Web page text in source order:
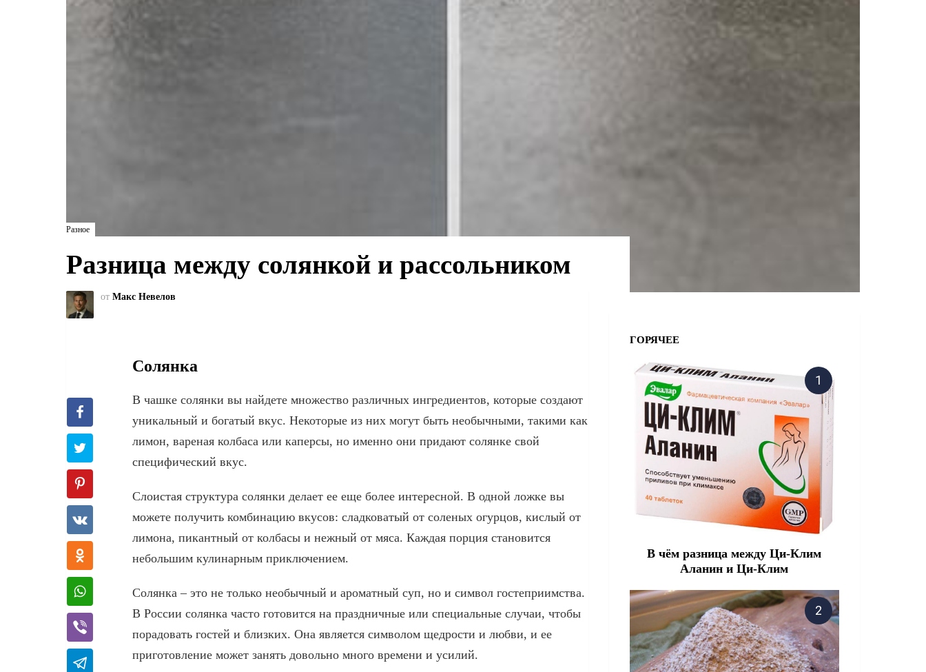
Разное
Разница между солянкой и рассольником
от Макс Невелов
Солянка
В чашке солянки вы найдете множество различных ингредиентов, которые создают
уникальный и богатый вкус. Некоторые из них могут быть необычными, такими как
лимон, вареная колбаса или каперсы, но именно они придают солянке свой
специфический вкус.
Слоистая структура солянки делает ее еще более интересной. В одной ложке вы
можете получить комбинацию вкусов: сладковатый от соленых огурцов, кислый от
лимона, пикантный от колбасы и нежный от мяса. Каждая порция становится
небольшим кулинарным приключением.
Солянка – это не только необычный и ароматный суп, но и символ гостеприимства.
В России солянка часто готовится на праздничные или специальные случаи, чтобы
порадовать гостей и близких. Она является символом щедрости и любви, и ее
приготовление может занять довольно много времени и усилий.
ГОРЯЧЕЕ
В чём разница между Ци-Клим
Аланин и Ци-Клим